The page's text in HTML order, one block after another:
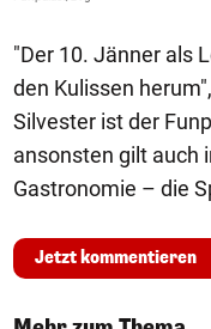
"Der 10. Jänner als
den Kulissen
Silvester ist der
ansonsten gilt auch
Gastronomie – die
Jetzt kommentieren